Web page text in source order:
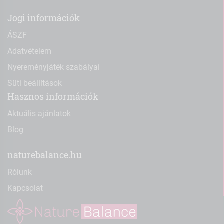
Jogi információk
ÁSZF
Adatvételem
Nyereményjáték szabályai
Süti beállítások
Hasznos információk
Aktuális ajánlatok
Blog
naturebalance.hu
Rólunk
Kapcsolat